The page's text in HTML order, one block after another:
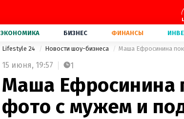
ЭКОНОМИКА БИЗНЕС ФИНАНСЫ
Lifestyle 24 Новости шоу-бизнеса Маша Ефросинина
15 июня, 19:57 1
Маша Ефросинина
фото с мужем и